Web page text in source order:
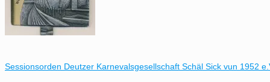
Sessionsorden Deutzer Karnevalsgesellschaft Schäl Sick vun 1952